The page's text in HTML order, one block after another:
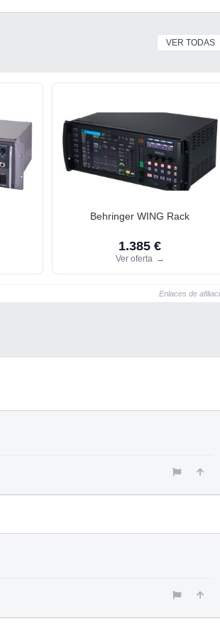
VER TODAS
Behringer WING Rack
1.385 €
Ver oferta →
Enlaces de